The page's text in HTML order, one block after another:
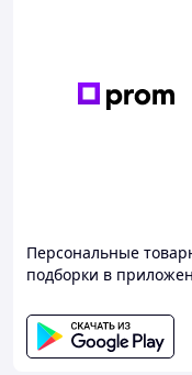
Персональные
подборки в